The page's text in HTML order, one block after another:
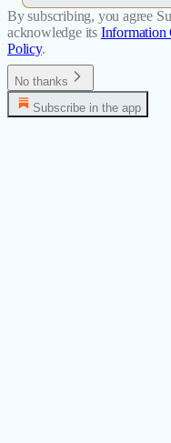
By subscribing, you agree
acknowledge its Information
Policy.
No thanks
Subscribe in the app